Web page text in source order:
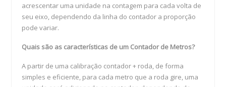
acrescentar uma unidade na contagem para cada volta de
seu eixo, dependendo da linha do contador a proporção
pode variar.
Quais são as características de um Contador de Metros?
A partir de uma calibração contador + roda, de forma
simples e eficiente, para cada metro que a roda gire, uma